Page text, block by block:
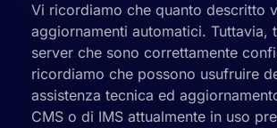
Vi ricordiamo che quanto descritto
aggiornamenti automatici. Tuttavia,
server che sono correttamente
ricordiamo che possono usufruire
assistenza tecnica ed
CMS o di IMS attualmente in uso